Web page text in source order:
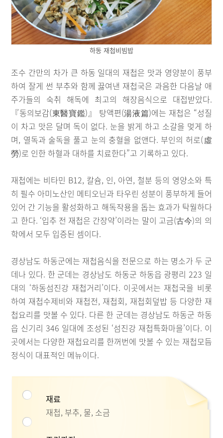
하동 재첩비빔밥
조수 간만의 차가 큰 하동 일대의 재첩은 맛과 영양분이 풍부
하여 잘게 썬 부추와 함께 끓여낸 재첩국은 과음한 다음날 애
주가들의 숙취 해독에 최고의 해장음식으로 대접받았다.
『동의보감(東醫寶鑑)』 탕액편(湯液篇)에는 재첩은 “성질
이 차고 맛은 달며 독이 없다. 눈을 밝게 하고 소갈을 멎게 하
며, 열독과 술독을 풀고 눈의 충혈을 없앤다. 부인의 허로(虛
勞)로 인한 하혈과 대하를 치료한다”고 기록하고 있다.
재첩에는 비타민 B12, 칼슘, 인, 아연, 철분 등의 영양소와 특
히 필수 아미노산인 메티오닌과 타우린 성분이 풍부하게 들어
있어 간 기능을 활성화하고 해독작용을 돕는 효과가 탁월하다
고 한다. ‘입추 전 재첩은 간장약’이라는 말이 고금(古今)의 의
학에서 모두 입증된 셈이다.
경상남도 하동군에는 재첩음식을 전문으로 하는 명소가 두 군
데나 있다. 한 군데는 경상남도 하동군 하동읍 광평리 223 일
대의 ‘하동섬진강 재첩거리’이다. 이곳에서는 재첩국을 비롯
하여 재첩수제비와 재첩전, 재첩회, 재첩회덮밥 등 다양한 재
첩요리를 맛볼 수 있다. 다른 한 군데는 경상남도 하동군 하동
읍 신기리 346 일대에 조성된 ‘섬진강 재첩특화마을’이다. 이
곳에서는 다양한 재첩요리를 한꺼번에 맛볼 수 있는 재첩모듬
정식이 대표적인 메뉴이다.
재료
재첩, 부추, 물, 소금